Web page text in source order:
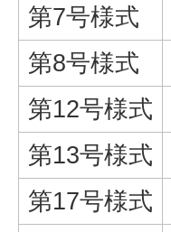
第7号様式
第8号様式
第12号様式
第13号様式
第17号様式